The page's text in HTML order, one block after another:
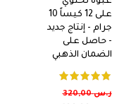
على 12 كيساً 10
جرام - إنتاج جديد
- حاصل على
الضمان الذهبي
ر.س320,00